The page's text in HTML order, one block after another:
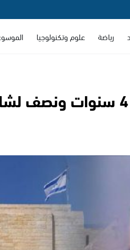
رياضة علوم وتكنولوجيا
أحداث هبة الكرامة| السجن 4